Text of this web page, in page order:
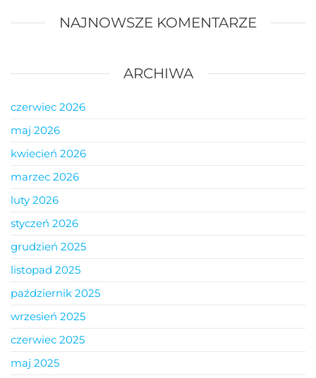
NAJNOWSZE KOMENTARZE
ARCHIWA
czerwiec 2026
maj 2026
kwiecień 2026
marzec 2026
luty 2026
styczeń 2026
grudzień 2025
listopad 2025
październik 2025
wrzesień 2025
czerwiec 2025
maj 2025